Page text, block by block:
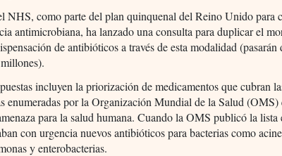
NHS, como parte del plan quinquenal del Reino Unido para
antimicrobiana, ha lanzado una consulta para duplicar el
de antibióticos a través de esta modalidad
incluyen la priorización de medicamentos que cubran
enumeradas por la Organización Mundial de la Salud (OMS)
para la salud humana. Cuando la OMS publicó la lista
con urgencia nuevos antibióticos para bacterias como
y enterobacterias.